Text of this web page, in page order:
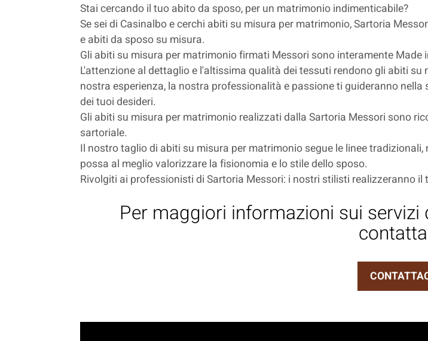
Stai cercando il tuo abito da sposo, per un matrimonio indimenticabile?
Se sei di Casinalbo e cerchi abiti su misura per matrimonio, Sartoria
e abiti da sposo su misura.
Gli abiti su misura per matrimonio firmati Messori sono interamente
L'attenzione al dettaglio e l'altissima qualità dei tessuti rendono gli abiti
nostra esperienza, la nostra professionalità e passione ti guideranno
dei tuoi desideri.
Gli abiti su misura per matrimonio realizzati dalla Sartoria Messori sono
sartoriale.
Il nostro taglio di abiti su misura per matrimonio segue le linee
possa al meglio valorizzare la fisionomia e lo stile dello sposo.
Rivolgiti ai professionisti di Sartoria Messori: i nostri stilisti realizzeranno
Per maggiori informazioni sui